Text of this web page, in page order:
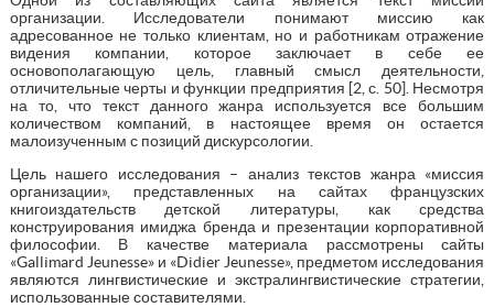
организации. Исследователи понимают миссию как
адресованное не только клиентам, но и работникам отражение
видения компании, которое заключает в себе ее
основополагающую цель, главный смысл деятельности,
отличительные черты и функции предприятия [2, с. 50]. Несмотря
на то, что текст данного жанра используется все большим
количеством компаний, в настоящее время он остается
малоизученным с позиций дискурсологии.
Цель нашего исследования – анализ текстов жанра «миссия
организации», представленных на сайтах французских
книгоиздательств детской литературы, как средства
конструирования имиджа бренда и презентации корпоративной
философии. В качестве материала рассмотрены сайты
«Gallimard Jeunesse» и «Didier Jeunesse», предметом исследования
являются лингвистические и экстралингвистические стратегии,
использованные составителями.